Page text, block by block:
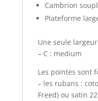
Cambrion
Plateforme
Une seule
– C : medium
Les pointes sont
– les rubans :
Freed) ou satin